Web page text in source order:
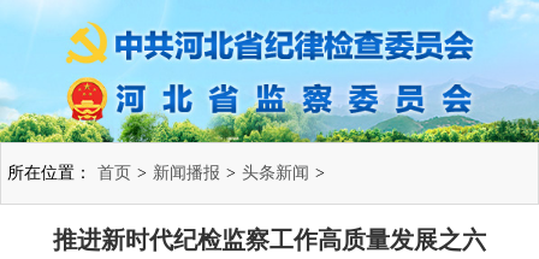
所在位置： 首页 > 新闻播报 > 头条新闻 >
推进新时代纪检监察工作高质量发展之六